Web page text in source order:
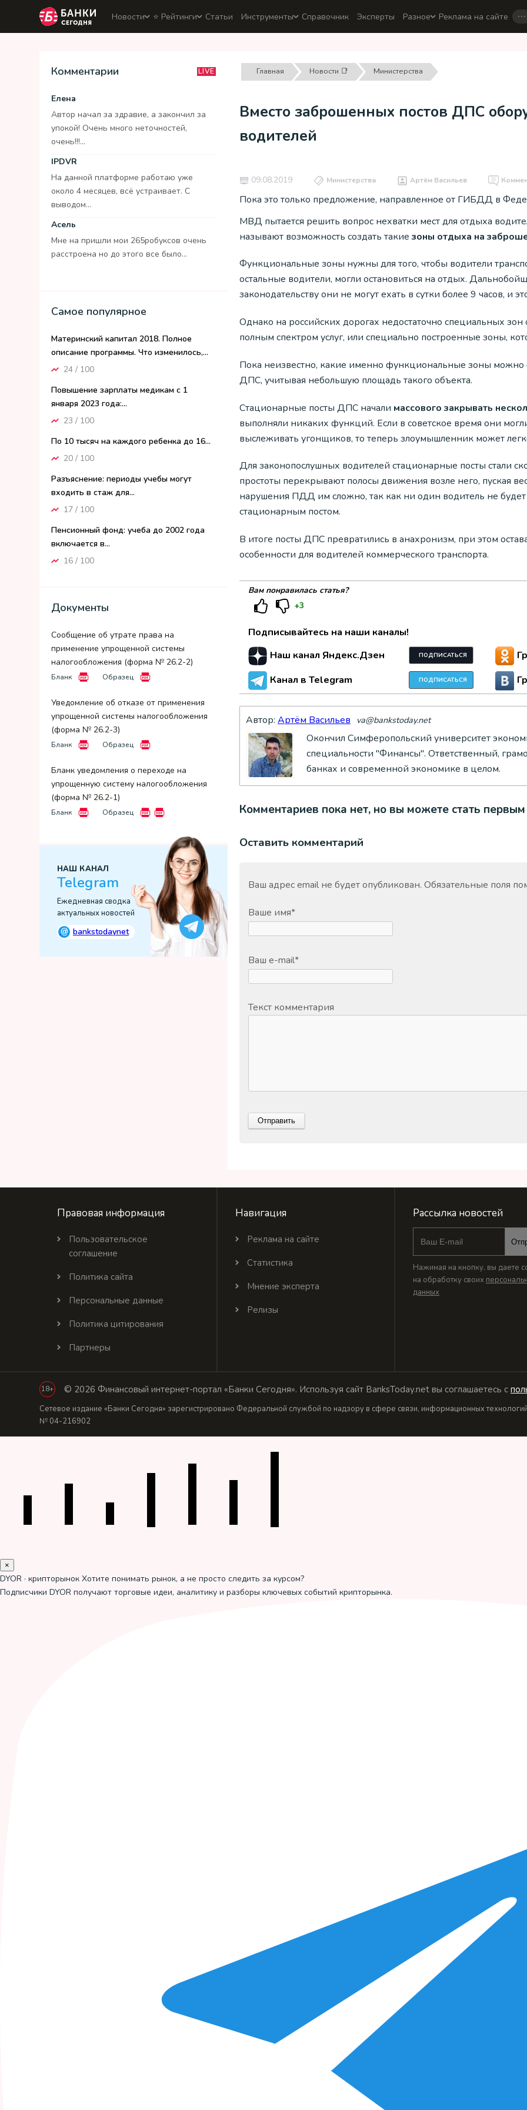
Новости ⭐️ Рейтинги Статьи Инструменты Справочник Эксперты Разное Реклама на сайте …
Комментарии LIVE
Елена
Автор начал за здравие, а закончил за
упокой! Очень много неточностей,
очень!!!...
IPDVR
На данной платформе работаю уже
около 4 месяцев, всё устраивает. С
выводом...
Асель
Мне на пришли мои 265робуксов очень
расстроена но до этого все было...
Самое популярное
Материнский капитал 2018. Полное
описание программы. Что изменилось,...
24 / 100
Повышение зарплаты медикам с 1
января 2023 года:...
23 / 100
По 10 тысяч на каждого ребенка до 16...
20 / 100
Разъяснение: периоды учебы могут
входить в стаж для...
17 / 100
Пенсионный фонд: учеба до 2002 года
включается в...
16 / 100
Документы
Сообщение об утрате права на
применение упрощенной системы
налогообложения (форма № 26.2-2)
Бланк Образец
Уведомление об отказе от применения
упрощенной системы налогообложения
(форма № 26.2-3)
Бланк Образец
Бланк уведомления о переходе на
упрощенную систему налогообложения
(форма № 26.2-1)
Бланк Образец
НАШ КАНАЛ
Telegram
Ежедневная сводка
актуальных новостей
@ bankstodaynet
Главная Новости 📑 Министерства
Вместо заброшенных постов ДПС
водителей
09.08.2019 Министерства Артём Васильев
Пока это только предложение, направленное от ГИБДД в
МВД пытается решить вопрос нехватки мест для отдыха
называют возможность создать такиезоны отдыха на
Функциональные зоны нужны для того, чтобы водители
остальные водители, могли остановиться на отдых.
законодательству они не могут ехать в сутки более 9 часов, и
Однако на российских дорогах недостаточно специальных
полным спектром услуг, или специально построенные зоны,
Пока неизвестно, какие именно функциональные зоны можно
ДПС, учитывая небольшую площадь такого объекта.
Стационарные посты ДПС начали массового закрывать
выполняли никаких функций. Если в советское время они
выслеживать угонщиков, то теперь злоумышленник может
Для законопослушных водителей стационарные посты стали
простоты перекрывают полосы движения возле него, пуская
нарушения ПДД им сложно, так как ни один водитель не будет
стационарным постом.
В итоге посты ДПС превратились в анахронизм, при этом
особенности для водителей коммерческого транспорта.
Вам понравилась статья?
+3
Подписывайтесь на наши каналы!
Наш канал Яндекс.Дзен
ПОДПИСАТЬСЯ
Канал в Telegram ПОДПИСАТЬСЯ
Автор: Артём Васильев va@bankstoday.net
Окончил Симферопольский университет
специальности "Финансы". Ответственный,
банках и современной экономике в целом.
Комментариев пока нет, но вы можете стать первым
Оставить комментарий
Ваш адрес email не будет опубликован. Обязательные поля
Ваше имя*
Ваш e-mail*
Текст комментария
Правовая информация
Пользовательское
соглашение
Политика сайта
Персональные данные
Политика цитирования
Партнеры
Навигация
Реклама на сайте
Статистика
Мнение эксперта
Релизы
Рассылка новостей
Нажимая на кнопку, вы даете
на обработку своих
данных
18+ © 2026 Финансовый интернет-портал «Банки Сегодня». Используя сайт BanksToday.net вы соглашаетесь с
Сетевое издание «Банки Сегодня» зарегистрировано Федеральной службой по надзору в сфере связи, информационных
№ 04-216902
×
DYOR · крипторынок Хотите понимать рынок, а не просто следить за курсом?
Подписчики DYOR получают торговые идеи, аналитику и разборы ключевых событий крипторынка.